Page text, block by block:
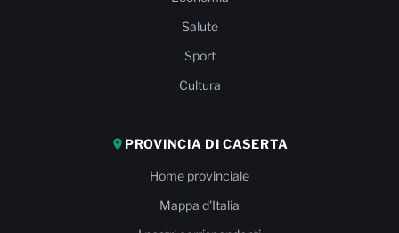
Salute
Sport
Cultura
PROVINCIA DI CASERTA
Home provinciale
Mappa d'Italia